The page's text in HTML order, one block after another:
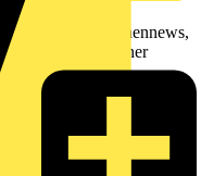
zu Branchennews,
– alles auf einer